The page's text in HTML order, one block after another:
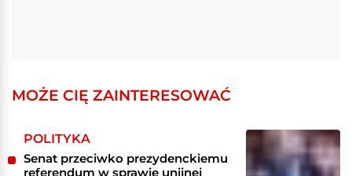
MOŻE CIĘ ZAINTERESOWAĆ
POLITYKA
Senat przeciwko prezydenckiemu
referendum w sprawie unijnej